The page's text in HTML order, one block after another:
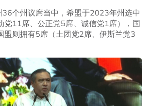
36个州议席当中，希盟于2023年州选中
党11席、公正党5席、诚信党1席），国
盟则拥有5席（土团党2席、伊斯兰党3